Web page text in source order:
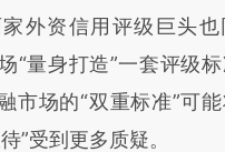
sf60DD8W)提
文真实意图存在偏差
。推荐点击链接阅读
外资信用评级巨头也
“量身打造”一套评级
场的“双重标准”可
”受到更多质疑。